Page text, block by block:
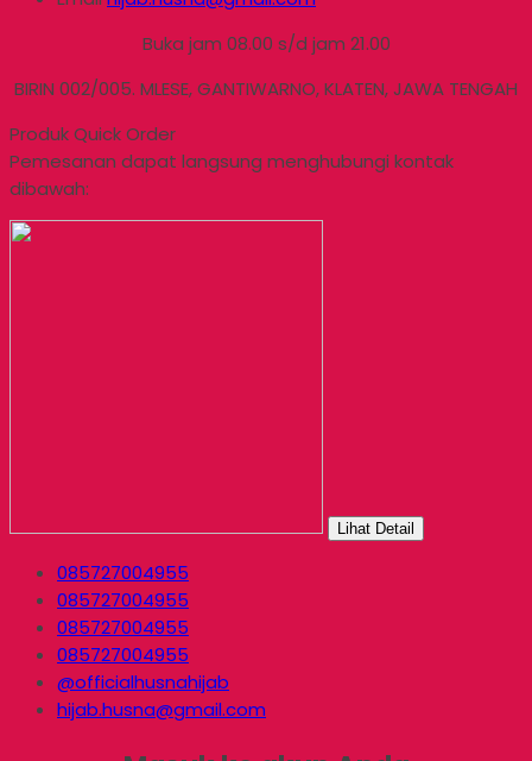
Buka jam 08.00 s/d jam 21.00
BIRIN 002/005. MLESE, GANTIWARNO, KLATEN, JAWA TENGAH
Produk Quick Order
Pemesanan dapat langsung menghubungi kontak
dibawah:
Lihat Detail
085727004955
085727004955
085727004955
085727004955
@officialhusnahijab
hijab.husna@gmail.com